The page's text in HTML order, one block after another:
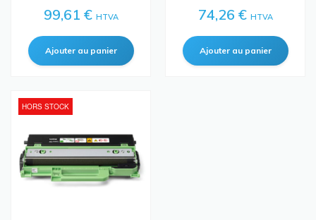
99,61 € HTVA 74,26 € HTVA
HORS STOCK